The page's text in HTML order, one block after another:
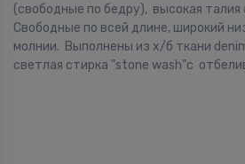
(свободные по бедру), высокая талия
Свободные по всей длине, широкий
молнии. Выполнены из x/б ткани
светлая стирка "stone wash"с